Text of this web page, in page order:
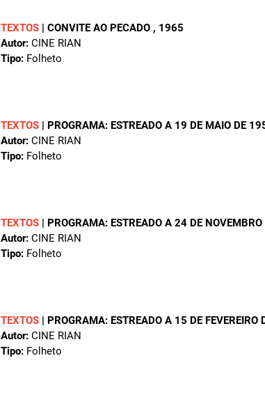
TEXTOS | CONVITE AO PECADO , 1965
Autor: CINE RIAN
Tipo: Folheto
TEXTOS | PROGRAMA: ESTREADO A 19 DE MAIO DE
Autor: CINE RIAN
Tipo: Folheto
TEXTOS | PROGRAMA: ESTREADO A 24 DE
Autor: CINE RIAN
Tipo: Folheto
TEXTOS | PROGRAMA: ESTREADO A 15 DE FEVEREIRO
Autor: CINE RIAN
Tipo: Folheto